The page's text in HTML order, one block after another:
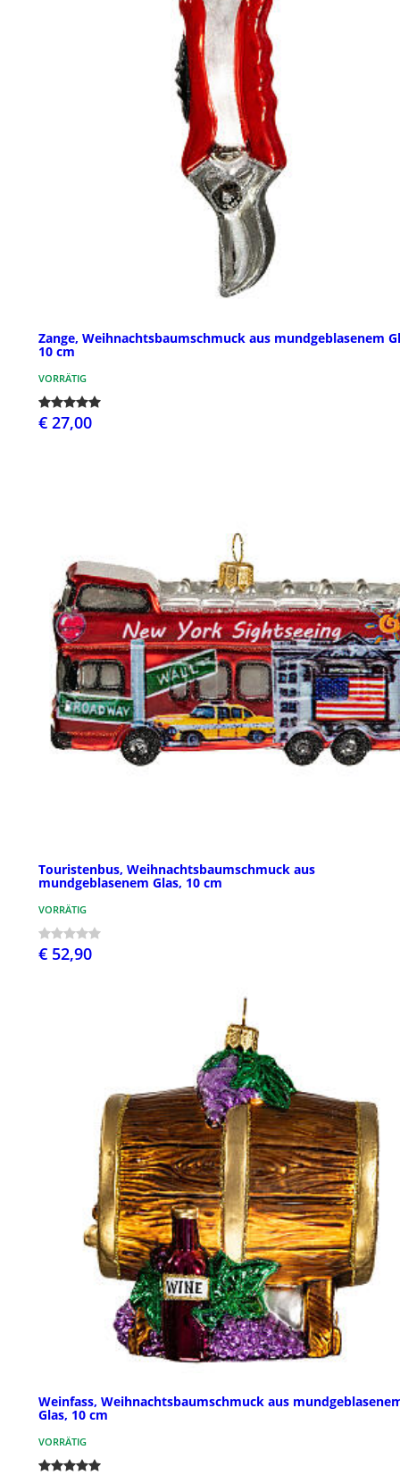
Zange, Weihnachtsbaumschmuck aus mundgeblasenem
10 cm
VORRÄTIG
€ 27,00
Touristenbus, Weihnachtsbaumschmuck aus
mundgeblasenem Glas, 10 cm
VORRÄTIG
€ 52,90
Weinfass, Weihnachtsbaumschmuck aus
Glas, 10 cm
VORRÄTIG